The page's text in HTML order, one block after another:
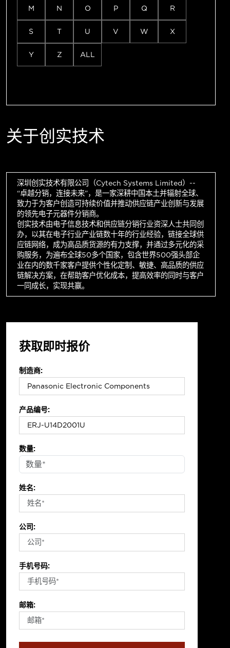
M N O P Q R
S T U V W X
Y Z ALL
关于创实技术
深圳创实技术有限公司（Cytech Systems Limited）--
“卓越分销，连接未来”，是一家深耕中国本土并辐射全球、
致力于为客户创造可持续价值并推动供应链产业创新与发展
的领先电子元器件分销商。
创实技术由电子信息技术和供应链分销行业资深人士共同创
办，以其在电子行业产业链数十年的行业经验，链接全球供
应链网络，成为高品质货源的有力支撑，并通过多元化的采
购服务，为遍布全球50多个国家，包含世界500强头部企
业在内的数千家客户提供个性化定制、敏捷、高品质的供应
链解决方案，在帮助客户优化成本，提高效率的同时与客户
一同成长，实现共赢。
获取即时报价
制造商:
产品编号:
数量:
姓名:
公司:
手机号码:
邮箱: